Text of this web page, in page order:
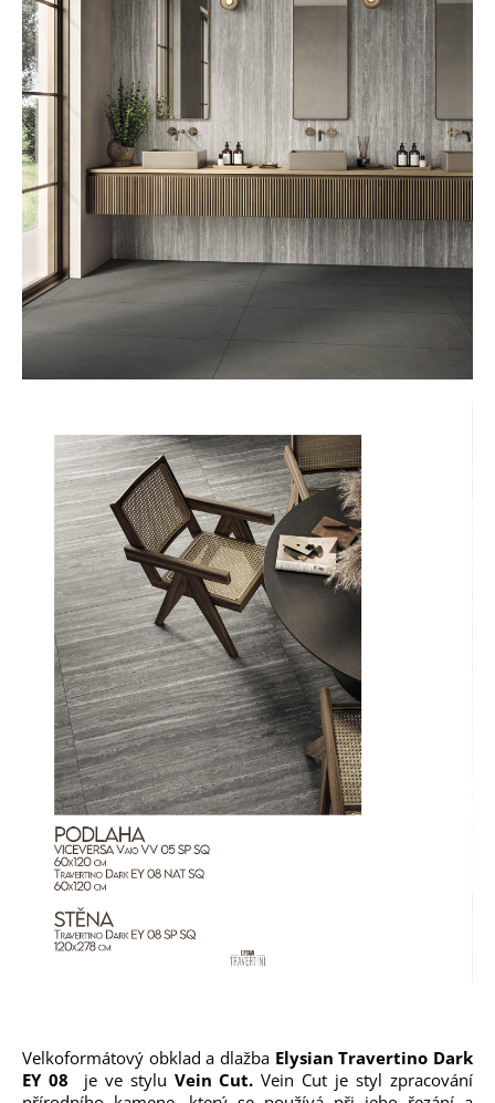
Velkoformátový obklad a dlažba Elysian Travertino Dark
EY 08 je ve stylu Vein Cut. Vein Cut je styl zpracování